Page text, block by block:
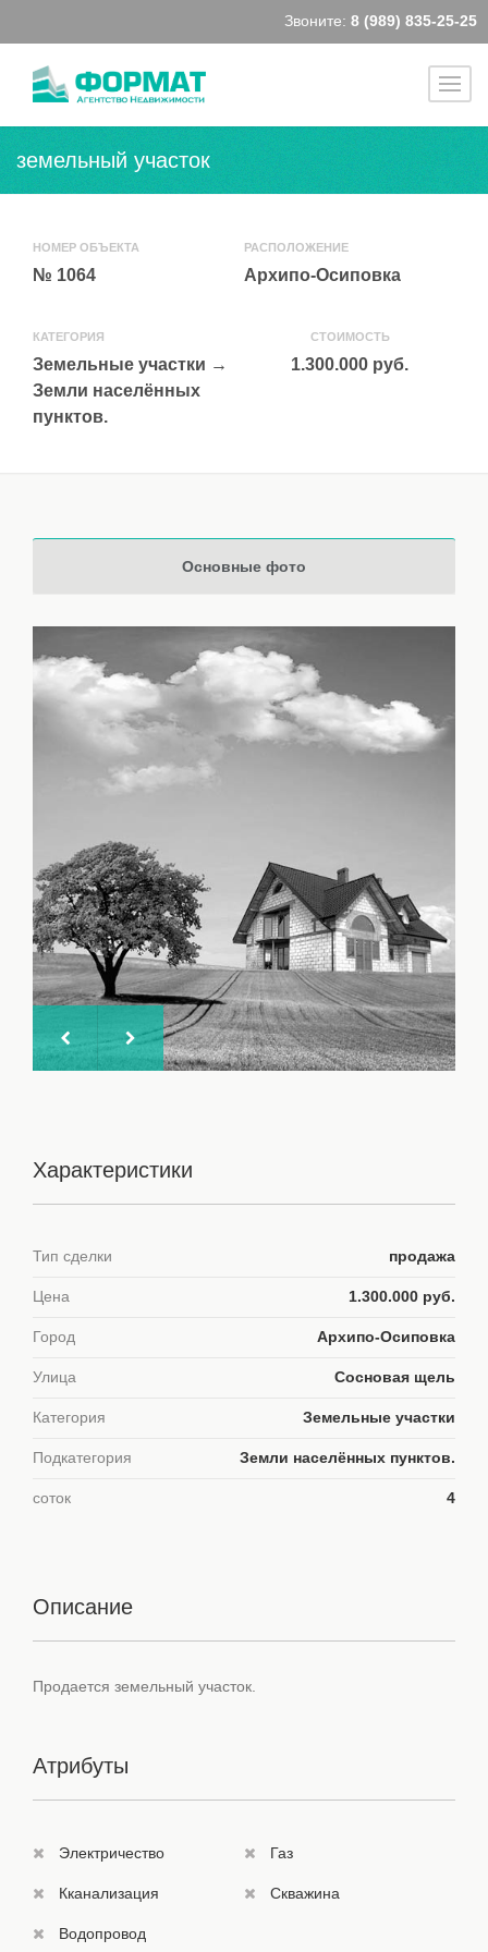
Звоните: 8 (989) 835-25-25
земельный участок
НОМЕР ОБЪЕКТА
№ 1064
РАСПОЛОЖЕНИЕ
Архипо-Осиповка
КАТЕГОРИЯ
Земельные участки →
Земли населённых
пунктов.
СТОИМОСТЬ
1.300.000 руб.
Основные фото
Характеристики
Тип сделки продажа
Цена 1.300.000 руб.
Город Архипо-Осиповка
Улица Сосновая щель
Категория Земельные участки
Подкатегория Земли населённых пунктов.
соток 4
Описание
Продается земельный участок.
Атрибуты
Электричество Газ
Кканализация Скважина
Водопровод